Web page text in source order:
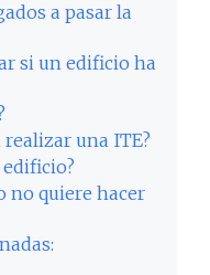
a pasar la
si un edificio ha
realizar una ITE?
edificio?
no quiere hacer